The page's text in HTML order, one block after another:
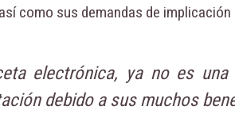
como sus demandas de
electrónica, ya no es
debido a sus muchos